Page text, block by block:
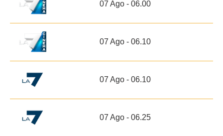
07 Ago - 06.00
07 Ago - 06.10
07 Ago - 06.10
07 Ago - 06.25